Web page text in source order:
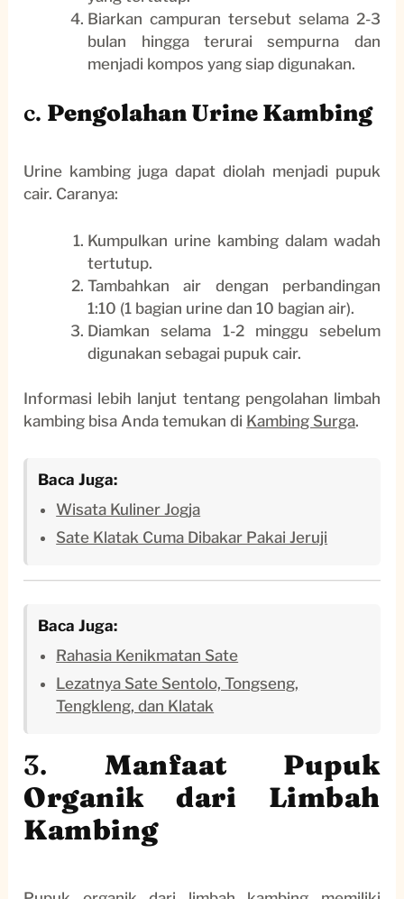
Biarkan campuran tersebut selama 2-3
bulan hingga terurai sempurna dan
menjadi kompos yang siap digunakan.
c. Pengolahan Urine Kambing
Urine kambing juga dapat diolah menjadi pupuk
cair. Caranya:
Kumpulkan urine kambing dalam wadah
tertutup.
Tambahkan air dengan perbandingan
1:10 (1 bagian urine dan 10 bagian air).
Diamkan selama 1-2 minggu sebelum
digunakan sebagai pupuk cair.
Informasi lebih lanjut tentang pengolahan limbah
kambing bisa Anda temukan di Kambing Surga.
Baca Juga:
Wisata Kuliner Jogja
Sate Klatak Cuma Dibakar Pakai Jeruji
Baca Juga:
Rahasia Kenikmatan Sate
Lezatnya Sate Sentolo, Tongseng,
Tengkleng, dan Klatak
3. Manfaat Pupuk
Organik dari Limbah
Kambing